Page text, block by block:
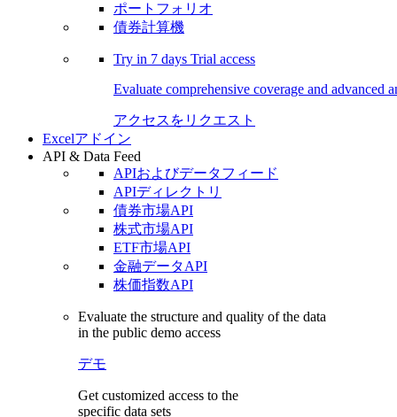
ポートフォリオ
債券計算機
Try in 7 days Trial access
Evaluate comprehensive coverage and advanced
アクセスをリクエスト
Excelアドイン
API & Data Feed
APIおよびデータフィード
APIディレクトリ
債券市場API
株式市場API
ETF市場API
金融データAPI
株価指数API
Evaluate the structure and quality of the data
in the public demo access
デモ
Get customized access to the
specific data sets